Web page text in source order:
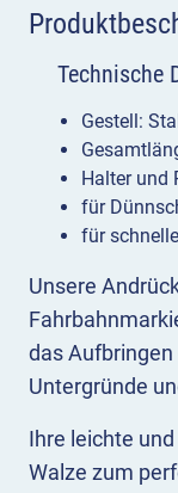
Unsere
das
Untergründe
Ihre leichte
Walze zum
Technische
Gestell:
Halter und
für
für